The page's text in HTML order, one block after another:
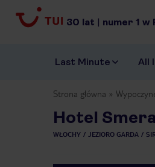
30 lat | numer 1 w
Last Minute All
Strona główna
Hotel
WŁOCHY JEZIORO GARDA